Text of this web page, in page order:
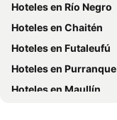
Hoteles en Italia
Hoteles en Tailandia
Hoteles en El Caribe
Hoteles en Tumbes
Hoteles en San
Hoteles en Río Negro
Hoteles en Chaitén
Hoteles en Futaleufú
Hoteles en Purranque
Hoteles en Maullín